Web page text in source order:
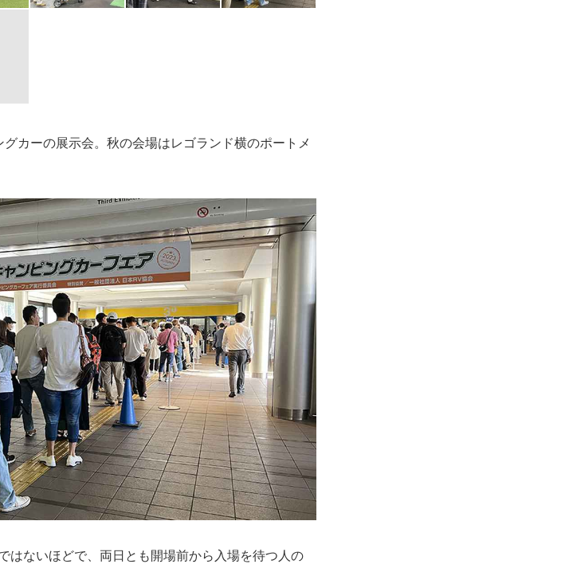
カーの展示会。秋の会場はレゴランド横のポートメ
はないほどで、両日とも開場前から入場を待つ人の